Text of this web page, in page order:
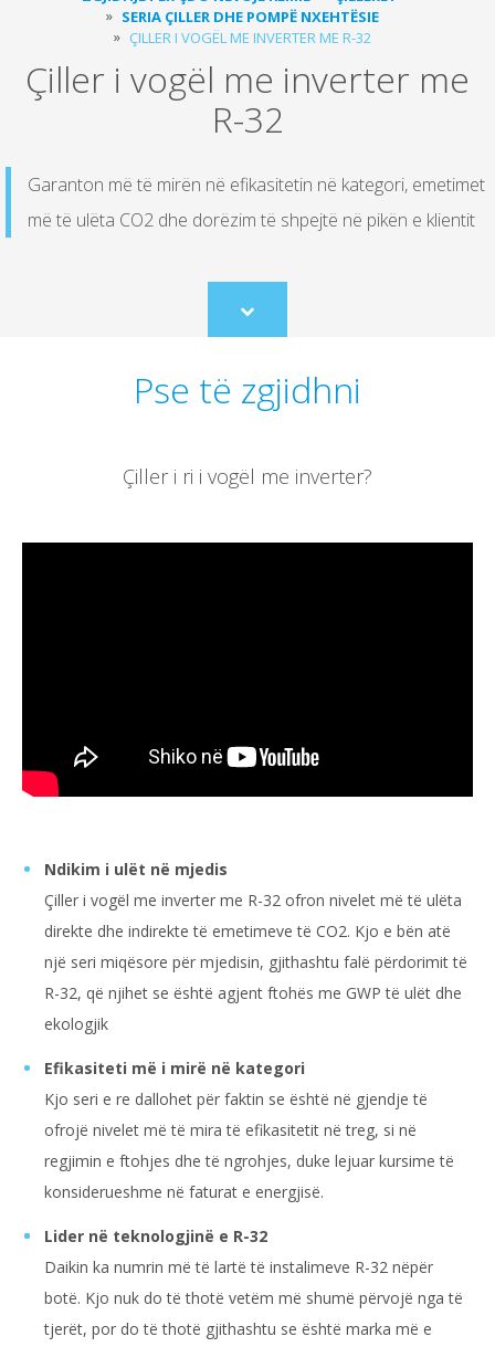
SERIA ÇILLER DHE POMPË NXEHTËSIE
ÇILLER I VOGËL ME INVERTER ME R-32
Çiller i vogël me inverter me
R-32
Garanton më të mirën në efikasitetin në kategori, emetimet
më të ulëta CO2 dhe dorëzim të shpejtë në pikën e klientit
Scroll
to
Pse të zgjidhni
Çiller i ri i vogël me inverter?
Ndikim i ulët në mjedis
Çiller i vogël me inverter me R-32 ofron nivelet më të ulëta
direkte dhe indirekte të emetimeve të CO2. Kjo e bën atë
një seri miqësore për mjedisin, gjithashtu falë përdorimit të
R-32, që njihet se është agjent ftohës me GWP të ulët dhe
ekologjik
Efikasiteti më i mirë në kategori
Kjo seri e re dallohet për faktin se është në gjendje të
ofrojë nivelet më të mira të efikasitetit në treg, si në
regjimin e ftohjes dhe të ngrohjes, duke lejuar kursime të
konsiderueshme në faturat e energjisë.
Lider në teknologjinë e R-32
Daikin ka numrin më të lartë të instalimeve R-32 nëpër
botë. Kjo nuk do të thotë vetëm më shumë përvojë nga të
tjerët, por do të thotë gjithashtu se është marka më e